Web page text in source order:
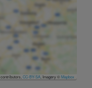
contributors,CC-BY-SA, Imagery ©Mapbox